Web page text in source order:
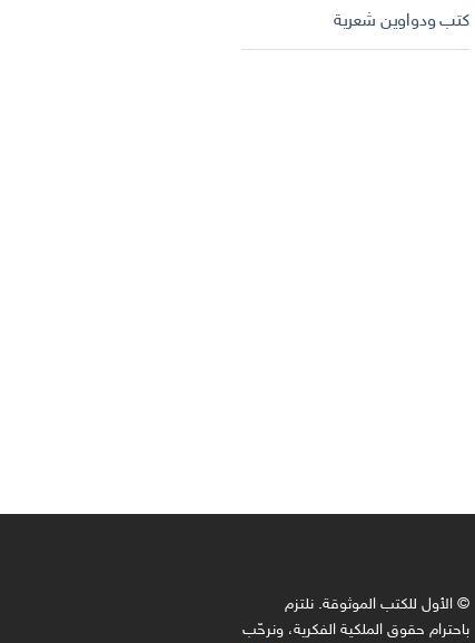
كتب ودواوين شعرية
© الأول للكتب الموثوقة. نلتزم
باحترام حقوق الملكية الفكرية، ونرحّب